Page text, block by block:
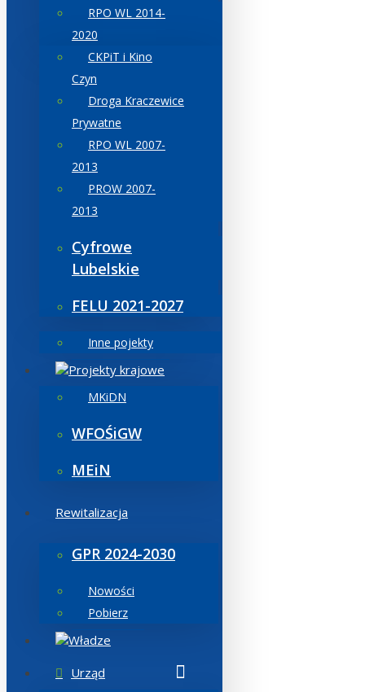
RPO WL 2014-
2020
CKPiT i Kino
Czyn
Droga Kraczewice
Prywatne
RPO WL 2007-
2013
PROW 2007-
2013
Cyfrowe
Lubelskie
FELU 2021-2027
Inne pojekty
Projekty krajowe
MKiDN
WFOŚiGW
MEiN
Rewitalizacja
GPR 2024-2030
Nowości
Pobierz
Władze
Urząd